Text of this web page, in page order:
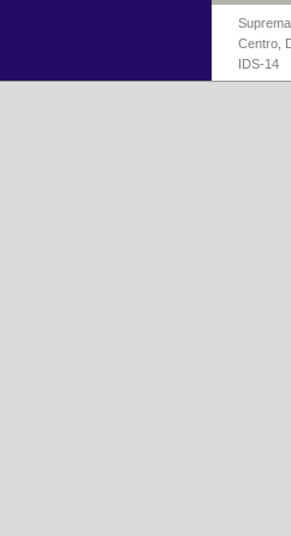
Centro,
IDS-14